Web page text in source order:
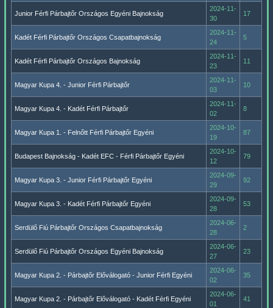
Junior Férfi Párbajtőr Országos Egyéni Bajnokság
2024-11-
30
17
Kadét Férfi Párbajtőr Országos Csapatbajnokság
2024-11-
24
5
Kadét Férfi Párbajtőr Országos Bajnokság
2024-11-
23
11
Magyar Kupa 4. - Junior Férfi Párbajtőr
2024-11-
03
10
Magyar Kupa 4. - Kadét Férfi Párbajtőr
2024-11-
02
8
Magyar Kupa 1. - Felnőtt Férfi Párbajtőr Egyéni
2024-10-
19
87
Budapest Bajnokság - Kadét EFC - Férfi Párbajtőr Egyéni
2024-10-
12
79
Magyar Kupa 3. - Junior Férfi Párbajtőr Egyéni
2024-09-
29
92
Magyar Kupa 3. - Kadét Férfi Párbajtőr Egyéni
2024-09-
28
53
Serdülő Fiú Párbajtőr Országos Csapatbajnokság
2024-06-
28
2
Serdülő Fiú Párbajtőr Országos Egyéni Bajnokság
2024-06-
27
23
Magyar Kupa 2. - Párbajtőr Előválogató - Junior Férfi Egyéni
2024-06-
02
35
Magyar Kupa 2. - Párbajtőr Előválogató - Kadét Férfi Egyéni
2024-06-
01
41